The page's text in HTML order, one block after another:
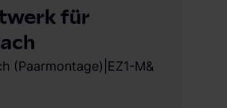
für
(Paarmontage)|EZ1-M&